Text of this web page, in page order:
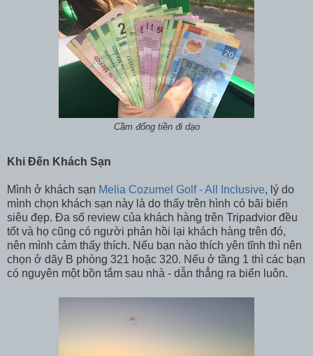
Cầm đống tiền đi dạo
Khi Đến Khách Sạn
Mình ở khách sạn Melia Cozumel Golf - All Inclusive, lý do
mình chọn khách sạn này là do thấy trên hình có bãi biển
siêu đẹp. Đa số review của khách hàng trên Tripadvior đều
tốt và họ cũng có người phản hồi lại khách hàng trên đó,
nên mình cảm thấy thích. Nếu bạn nào thích yên tĩnh thì nên
chọn ở dãy B phòng 321 hoặc 320. Nếu ở tầng 1 thì các bạn
có nguyên một bồn tắm sau nhà - dẫn thẳng ra biển luôn.